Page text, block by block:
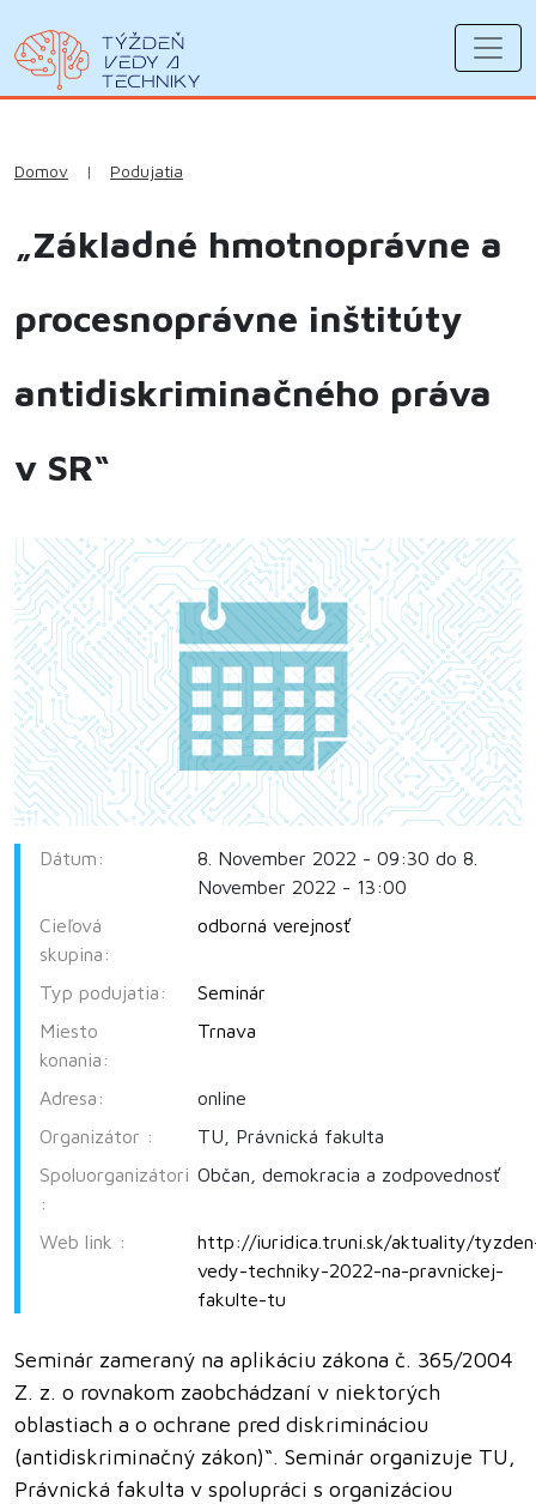
Domov | Podujatia
„Základné hmotnoprávne a
procesnoprávne inštitúty
antidiskriminačného práva
v SR“
Dátum:
8. November 2022 - 09:30 do 8.
November 2022 - 13:00
Cieľová
skupina:
odborná verejnosť
Typ podujatia:
Seminár
Miesto
konania:
Trnava
Adresa:
online
Organizátor :
TU, Právnická fakulta
Spoluorganizátori
:
Občan, demokracia a zodpovednosť
Web link :
http://iuridica.truni.sk/aktuality/
vedy-techniky-2022-na-pravnickej-
fakulte-tu
Seminár zameraný na aplikáciu zákona č. 365/2004
Z. z. o rovnakom zaobchádzaní v niektorých
oblastiach a o ochrane pred diskrimináciou
(antidiskriminačný zákon)“. Seminár organizuje TU,
Právnická fakulta v spolupráci s organizáciou